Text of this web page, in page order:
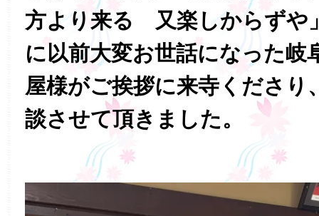
方より来る 又楽しからずや
に以前大変お世話になった岐
屋様がご挨拶に来寺くださり
談させて頂きました。